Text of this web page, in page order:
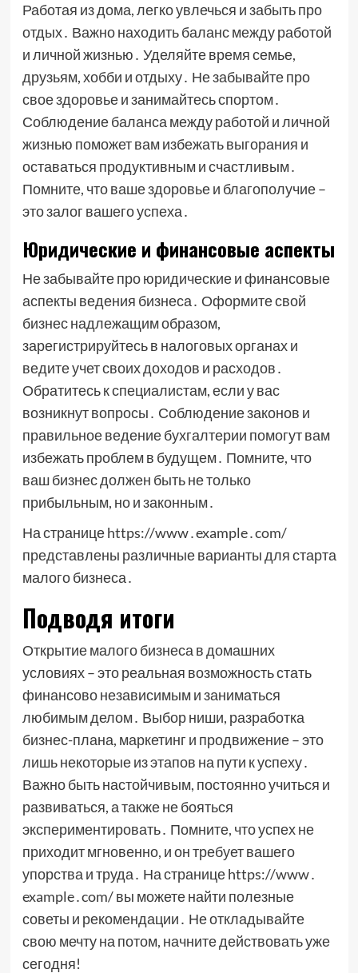
Работая из дома, легко увлечься и забыть про
отдых․ Важно находить баланс между работой
и личной жизнью․ Уделяйте время семье,
друзьям, хобби и отдыху․ Не забывайте про
свое здоровье и занимайтесь спортом․
Соблюдение баланса между работой и личной
жизнью поможет вам избежать выгорания и
оставаться продуктивным и счастливым․
Помните, что ваше здоровье и благополучие –
это залог вашего успеха․
Юридические и финансовые аспекты
Не забывайте про юридические и финансовые
аспекты ведения бизнеса․ Оформите свой
бизнес надлежащим образом,
зарегистрируйтесь в налоговых органах и
ведите учет своих доходов и расходов․
Обратитесь к специалистам, если у вас
возникнут вопросы․ Соблюдение законов и
правильное ведение бухгалтерии помогут вам
избежать проблем в будущем․ Помните, что
ваш бизнес должен быть не только
прибыльным, но и законным․
На странице https://www․example․com/
представлены различные варианты для старта
малого бизнеса․
Подводя итоги
Открытие малого бизнеса в домашних
условиях – это реальная возможность стать
финансово независимым и заниматься
любимым делом․ Выбор ниши, разработка
бизнес-плана, маркетинг и продвижение – это
лишь некоторые из этапов на пути к успеху․
Важно быть настойчивым, постоянно учиться и
развиваться, а также не бояться
экспериментировать․ Помните, что успех не
приходит мгновенно, и он требует вашего
упорства и труда․ На странице https://www․
example․com/ вы можете найти полезные
советы и рекомендации․ Не откладывайте
свою мечту на потом, начните действовать уже
сегодня!